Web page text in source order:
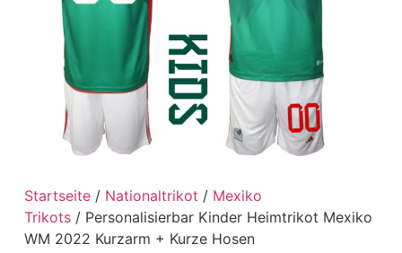
Startseite/ Nationaltrikot / Mexiko
Trikots/ Personalisierbar Kinder Heimtrikot Mexiko
WM 2022 Kurzarm + Kurze Hosen